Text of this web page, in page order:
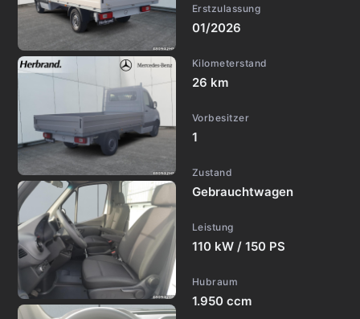
Erstzulassung
01/2026
Kilometerstand
26 km
Vorbesitzer
1
Zustand
Gebrauchtwagen
Leistung
110 kW / 150 PS
Hubraum
1.950 ccm